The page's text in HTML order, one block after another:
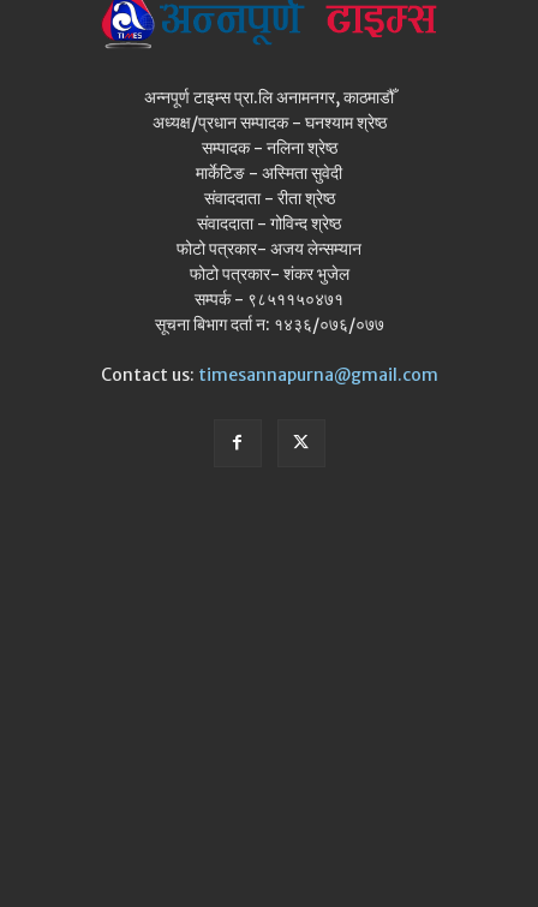
अन्नपूर्ण टाइम्स प्रा.लि अनामनगर, काठमाडौँ
अध्यक्ष/प्रधान सम्पादक - घनश्याम श्रेष्ठ
सम्पादक - नलिना श्रेष्ठ
मार्केटिङ - अस्मिता सुवेदी
संवाददाता - रीता श्रेष्ठ
संवाददाता - गोविन्द श्रेष्ठ
फोटो पत्रकार- अजय लेन्सम्यान
फोटो पत्रकार- शंकर भुजेल
सम्पर्क - ९८५११५०४७१
सूचना बिभाग दर्ता न: १४३६/०७६/०७७
Contact us: timesannapurna@gmail.com